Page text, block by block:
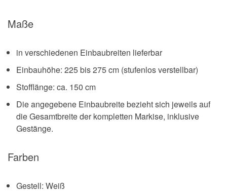
Maße
in verschiedenen Einbaubreiten lieferbar
Einbauhöhe: 225 bis 275 cm (stufenlos verstellbar)
Stofflänge: ca. 150 cm
Die angegebene Einbaubreite bezieht sich jeweils auf
die Gesamtbreite der kompletten Markise, inklusive
Gestänge.
Farben
Gestell: Weiß